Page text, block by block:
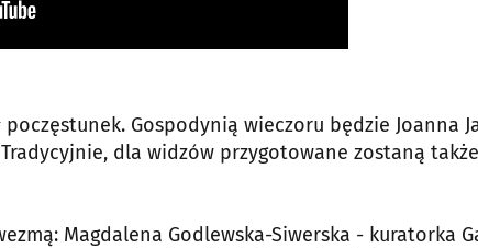
Gospodynią wieczoru będzie Joanna
dla widzów przygotowane zostaną także
Magdalena Godlewska-Siwerska - kuratorka